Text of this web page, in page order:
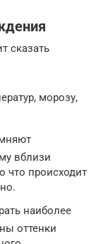
сказать
морозу,
вблизи
что происходит
наиболее
оттенки